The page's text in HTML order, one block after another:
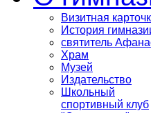
Визитная
История
святитель
Храм
Музей
Издательство
Школьный
спортивный клуб